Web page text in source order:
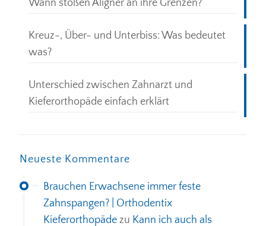
Wann stoßen Aligner an ihre Grenzen?
Kreuz-, Über- und Unterbiss: Was bedeutet
was?
Unterschied zwischen Zahnarzt und
Kieferorthopäde einfach erklärt
Neueste Kommentare
Brauchen Erwachsene immer feste
Zahnspangen? | Orthodentix
Kieferorthopäde zu Kann ich auch als